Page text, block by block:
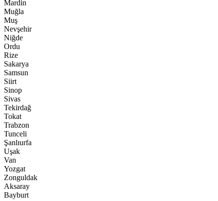
Mardin
Muğla
Muş
Nevşehir
Niğde
Ordu
Rize
Sakarya
Samsun
Siirt
Sinop
Sivas
Tekirdağ
Tokat
Trabzon
Tunceli
Şanlıurfa
Uşak
Van
Yozgat
Zonguldak
Aksaray
Bayburt